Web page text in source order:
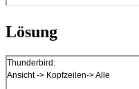
Lösung